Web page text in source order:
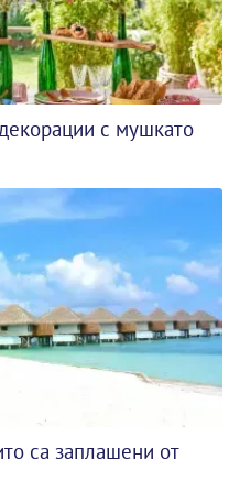
с мушкато
са заплашени от